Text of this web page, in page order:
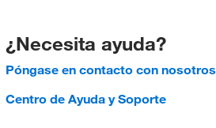
¿Necesita ayuda?
Póngase en contacto con nosotros
Centro de Ayuda y Soporte